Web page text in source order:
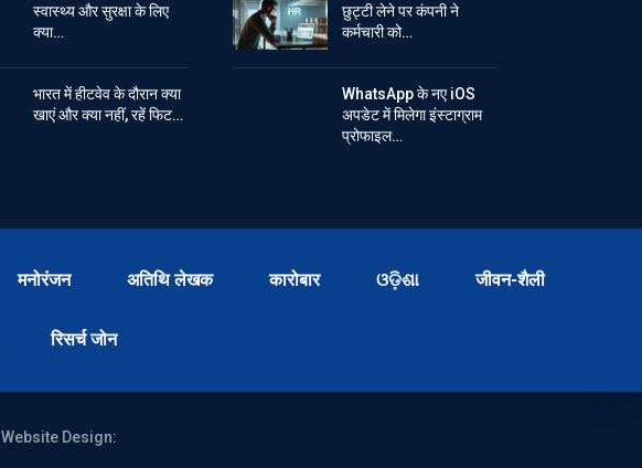
स्वास्थ्य और सुरक्षा के लिए
क्या…
भारत में हीटवेव के दौरान क्या
खाएं और क्या नहीं, रहें फिट…
छुट्टी लेने पर कंपनी ने
कर्मचारी को…
WhatsApp के नए iOS
अपडेट में मिलेगा इंस्टाग्राम
प्रोफाइल…
मनोरंजन अतिथि लेखक कारोबार ଓଡ଼ିଶା जीवन-शैली
रिसर्च जोन
Website Design: